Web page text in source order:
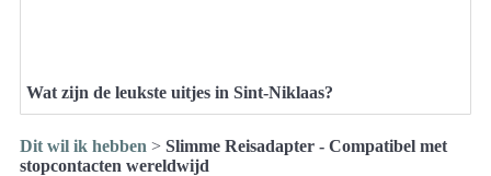
Wat zijn de leukste uitjes in Sint-Niklaas?
Dit wil ik hebben > Slimme Reisadapter - Compatibel met
stopcontacten wereldwijd